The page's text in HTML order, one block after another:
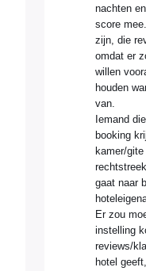
nachten
score
zijn, die
omdat er
willen
houden
van.
Iemand
booking
kamer/
gaat naar
Er zou
instelling
reviews/
hotel